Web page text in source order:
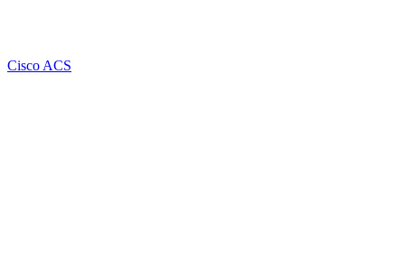
Cisco ACS